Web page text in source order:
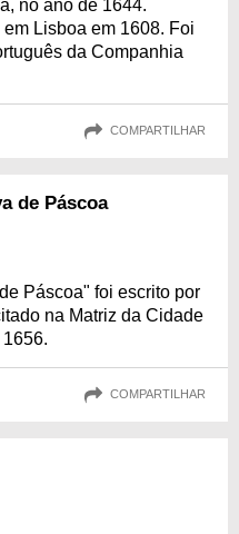
no ano de 1644.
Lisboa em 1608. Foi
da Companhia
COMPARTILHAR
de Páscoa
Páscoa" foi escrito por
na Matriz da Cidade
COMPARTILHAR